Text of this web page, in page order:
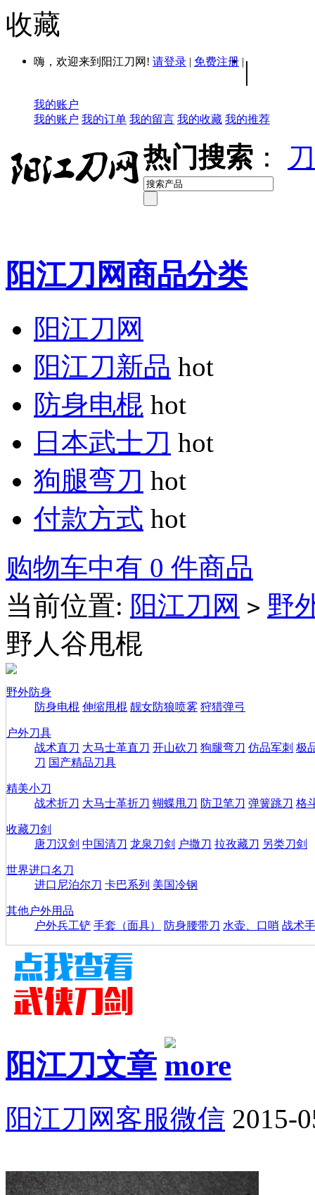
收藏
嗨，欢迎来到阳江刀网! 请登录 | 免费注册 | |
我的账户
我的账户 我的订单 我的留言 我的收藏 我的推荐
热门搜索 ：
阳江刀网商品分类
阳江刀网
阳江刀新品 hot
防身电棍 hot
日本武士刀 hot
狗腿弯刀 hot
付款方式 hot
购物车中有 0 件商品
当前位置: 阳江刀网 > 野
野人谷甩棍
野外防身
防身电棍 伸缩甩棍 靓女防狼喷雾 狩猎弹弓
户外刀具
战术直刀 大马士革直刀 开山砍刀 狗腿弯刀 仿品军刺 极
刀 国产精品刀具
精美小刀
战术折刀 大马士革折刀 蝴蝶甩刀 防卫笔刀 弹簧跳刀 格
收藏刀剑
唐刀汉剑 中国清刀 龙泉刀剑 户撒刀 拉孜藏刀 另类刀剑
世界进口名刀
进口尼泊尔刀 卡巴系列 美国冷钢
其他户外用品
户外兵工铲 手套（面具） 防身腰带刀 水壶、口哨 战术
阳江刀文章
阳江刀网客服微信 2015-